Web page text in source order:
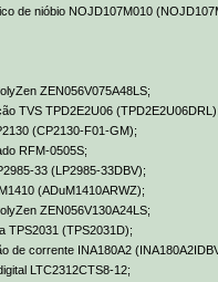
de nióbio NOJD107M010
ZEN056V075A48LS;
TVS TPD2E2U06 (TPD2E2U06DRL);
(CP2130-F01-GM);
RFM-0505S;
33 (LP2985-33DBV);
(ADuM1410ARWZ);
ZEN056V130A24LS;
TPS2031 (TPS2031D);
de corrente INA180A2
LTC2312CTS8-12;